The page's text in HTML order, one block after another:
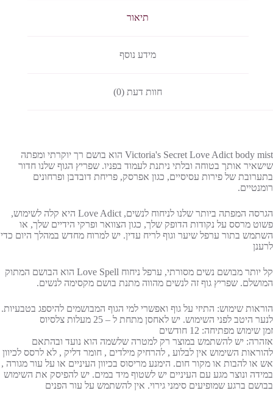
תיאור
מידע נוסף
חוות דעת (0)
Victoria's Secret Love Adict body mist הוא בושם רך יוקרתי ומפתה
שישאיר אותך בטוחה ובלתי ניתנת לעמוד בפניו. שפריץ הגוף שלנו חדור
בתערובת של פירות עסיסיים, כגון אפרסק, פריחת דובדבן ופרחונים
רומנטיים.
הגרסה המפתה ביותר שלנו לניחוח לנשים, Love Adict היא קלה לשימוש,
פשוט מרסס על נקודות הדופק שלך, כגון הצוואר ופרקי הידיים שלך, או
השתמש בתור ערפל שיער וגוף לריח עדין. יש למרוח מחדש במהלך היום כדי
לרענן
קל יותר מבושם נשים מסורתי, ערפל ניחוח Love Spell הוא הבושם המתוק
המושלם. שפריץ גוף זה לנשים מהווה מתנת בושם מקסימה לנשים.
הוראות שימוש: התיזי על גוף ואפשרי למי הגוף המבושמים להיספג בטבעיות.
לנער היטב לפני השימוש. יש לאחסן מתחת ל – 25 מעלות צלסיוס
זמן שימוש מפתיחה: 12 חודשים
אזהרה: יש להשתמש במוצר רק למטרה שלשמה הוא נועד ובהתאם
להוראות השימוש אין לבלוע , להרחיק מילדים , חומר דליק , לא לרסס לכיוון
אש או להבות או מקור חום. הימנע מריסוס בכיוון העיניים או על עור מגורה ,
במידה ונוצר מגע עם העיניים יש לשטוף מיד במים. יש להפיסק את השימוש
בבושם ברגע שמופיעים סימני גירוי. אין להשתמש על עור הפנים